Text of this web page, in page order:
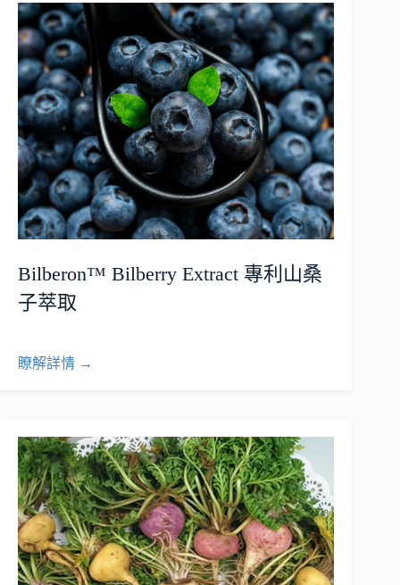
Bilberon™ Bilberry Extract 專利山桑
子萃取
瞭解詳情 →